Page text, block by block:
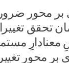
بر محور
تحقق
بر محور